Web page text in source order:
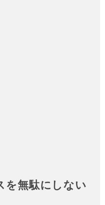
を無駄にしない